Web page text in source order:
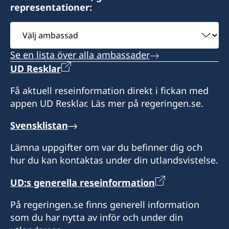
Kontakta konsulatet för att boka tid.
Svenska ambassaden i Maputo är
sidoackrediterad till Madagaskar. Svenska
besökare i Madagaskar kan vid behov kontakta
konsulatet. Det går även bra att ta kontakt med
svenska ambassaden i Maputo.
Honorärkonsul
Bertil Åkesson
representationer:
Välj
ambassad
Se en lista över alla ambassader
UD Resklar
Få aktuell reseinformation direkt i fickan med
appen UD Resklar. Läs mer på regeringen.se.
Svensklistan
Lämna uppgifter om var du befinner dig och
hur du kan kontaktas under din utlandsvistelse.
UD:s generella reseinformation
På regeringen.se finns generell information
som du har nytta av inför och under din